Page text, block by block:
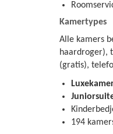
Kamertypes
Alle kamers
haardroger),
(gratis),
194